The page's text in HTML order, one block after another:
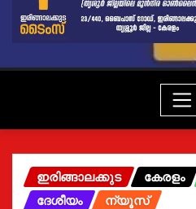
ഇരിങ്ങാലക്കുട കേരളം
ദേശീയം
ന്യൂസ്